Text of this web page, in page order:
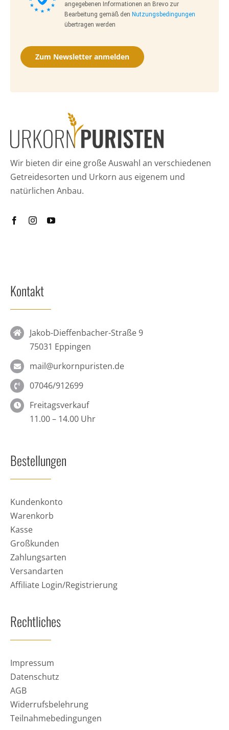
angegebenen Informationen an Brevo zur
Bearbeitung gemäß den Nutzungsbedingungen
übertragen werden
Zum Newsletter anmelden
Wir bieten dir eine große Auswahl an verschiedenen
Getreidesorten und Urkorn aus eigenem und
natürlichen Anbau.
Kontakt
Jakob-Dieffenbacher-Straße 9
75031 Eppingen
mail@urkornpuristen.de
07046/912699
Freitagsverkauf
11.00 – 14.00 Uhr
Bestellungen
Kundenkonto
Warenkorb
Kasse
Großkunden
Zahlungsarten
Versandarten
Affiliate Login/Registrierung
Rechtliches
Impressum
Datenschutz
AGB
Widerrufsbelehrung
Teilnahmebedingungen